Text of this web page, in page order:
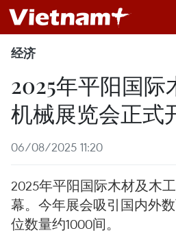
经济
2025年平阳国际
机械展览会正式
06/08/2025 11:20
2025年平阳国际木材及木
幕。今年展会吸引国内外
位数量约1000间。